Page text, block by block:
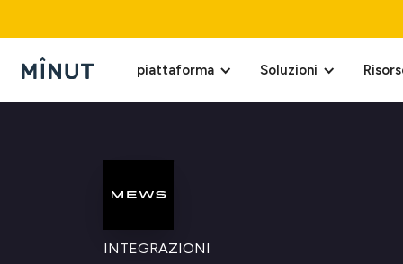
piattaforma Soluzioni
INTEGRAZIONI